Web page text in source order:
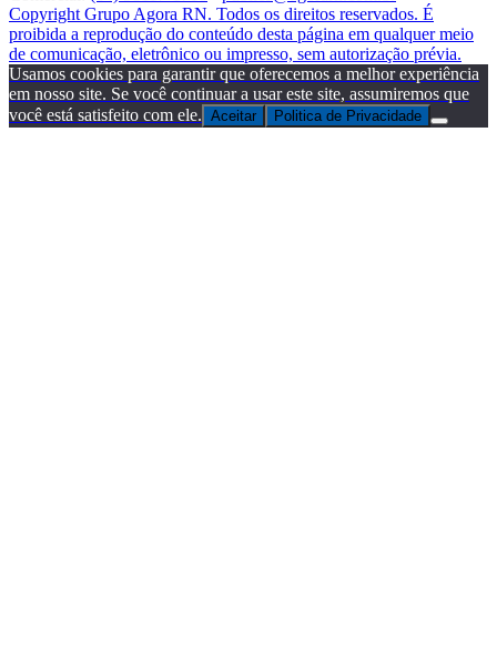
Copyright Grupo Agora RN. Todos os direitos reservados. É
proibida a reprodução do conteúdo desta página em qualquer meio
de comunicação, eletrônico ou impresso, sem autorização prévia.
Usamos cookies para garantir que oferecemos a melhor experiência
em nosso site. Se você continuar a usar este site, assumiremos que
você está satisfeito com ele. Aceitar Politica de Privacidade